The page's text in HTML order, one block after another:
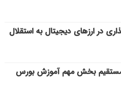
در ارزهای دیجیتال به استقلال
بخش مهم آموزش بورس